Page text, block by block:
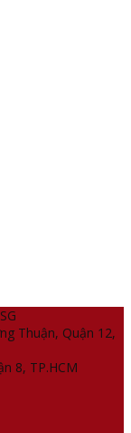
Thuận, Quận 12,
8, TP.HCM